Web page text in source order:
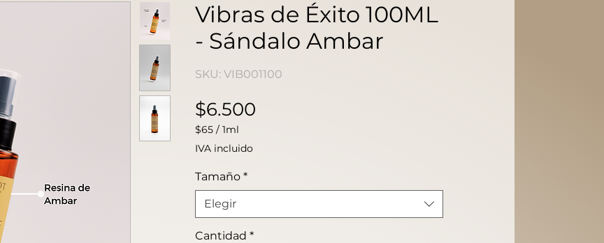
Vibras de Éxito 100ML
- Sándalo Ambar
SKU: VIB001100
$6.500Precio
$65 / 1ml
$65
por
1
Mililitro
IVA incluido
Tamaño *
Elegir
Cantidad *